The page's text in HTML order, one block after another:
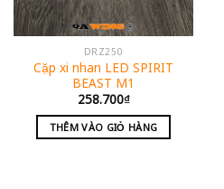
DRZ250
Cặp xi nhan LED SPIRIT
BEAST M1
258.700₫
THÊM VÀO GIỎ HÀNG